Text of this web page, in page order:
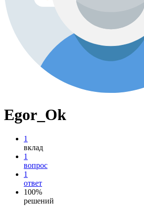
Egor_Ok
1
вклад
1
вопрос
1
ответ
100%
решений